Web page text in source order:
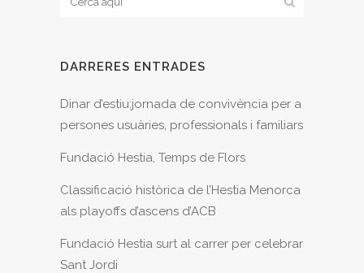
DARRERES ENTRADES
Dinar d’estiu:jornada de convivència per a
persones usuàries, professionals i familiars
Fundació Hestia, Temps de Flors
Classificació històrica de l’Hestia Menorca
als playoffs d’ascens d’ACB
Fundació Hestia surt al carrer per celebrar
Sant Jordi